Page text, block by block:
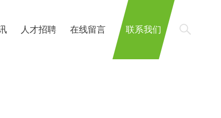
人才招聘 在线留言 联系我们